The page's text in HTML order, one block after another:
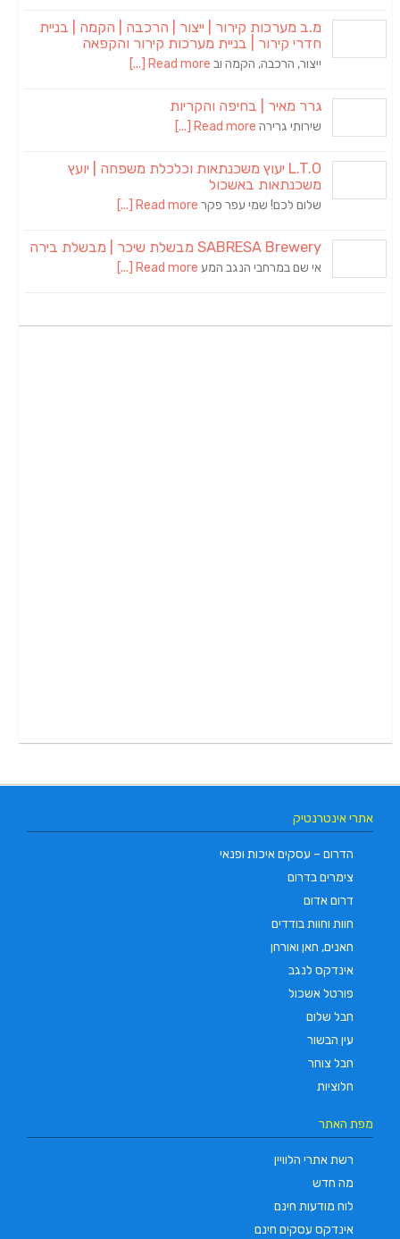
מ.ב מערכות קירור | ייצור | הרכבה | הקמה | בניית
חדרי קירור | בניית מערכות קירור והקפאה
ייצור, הרכבה, הקמה וב Read more [...]
גרר מאיר | בחיפה והקריות
שירותי גרירה Read more [...]
L.T.O יעוץ משכנתאות וכלכלת משפחה | יועץ
משכנתאות באשכול
שלום לכם! שמי עפר פקר Read more [...]
SABRESA Brewery מבשלת שיכר | מבשלת בירה
אי שם במרחבי הנגב המע Read more [...]
אתרי אינטרנטיק
הדרום – עסקים איכות ופנאי
צימרים בדרום
דרום אדום
חוות וחוות בודדים
חאנים, חאן ואורחן
אינדקס לנגב
פורטל אשכול
חבל שלום
עין הבשור
חבל צוחר
חלוציות
מפת האתר
רשת אתרי הלוויין
מה חדש
לוח מודעות חינם
אינדקס עסקים חינם